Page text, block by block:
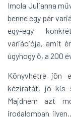
Imola Julianna
benne egy pár
egy-egy
variációja, amit
úgyhogy ő, a 200
Könyvhétre jön
kéziratát, jó kis
Majdnem azt
irodalomban